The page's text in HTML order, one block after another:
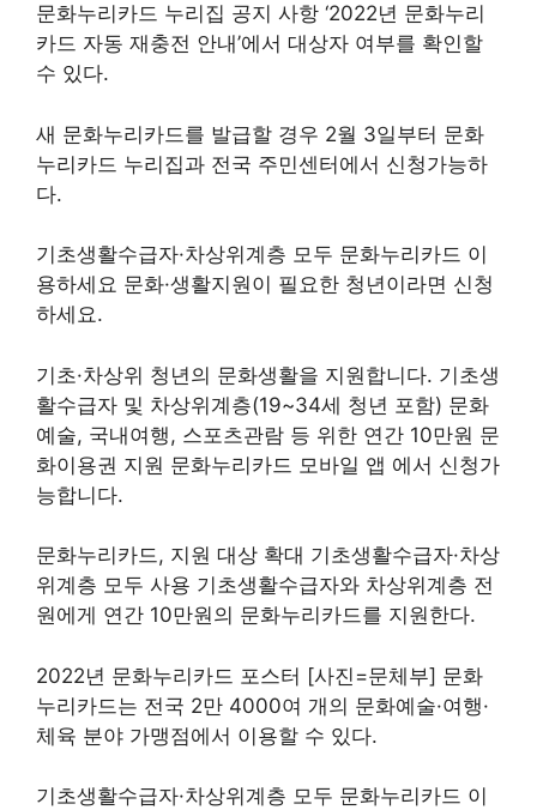
문화누리카드 누리집 공지 사항 ‘2022년 문화누리
카드 자동 재충전 안내’에서 대상자 여부를 확인할
수 있다.
새 문화누리카드를 발급할 경우 2월 3일부터 문화
누리카드 누리집과 전국 주민센터에서 신청가능하
다.
기초생활수급자·차상위계층 모두 문화누리카드 이
용하세요 문화·생활지원이 필요한 청년이라면 신청
하세요.
기초·차상위 청년의 문화생활을 지원합니다. 기초생
활수급자 및 차상위계층(19~34세 청년 포함) 문화
예술, 국내여행, 스포츠관람 등 위한 연간 10만원 문
화이용권 지원 문화누리카드 모바일 앱 에서 신청가
능합니다.
문화누리카드, 지원 대상 확대 기초생활수급자·차상
위계층 모두 사용 기초생활수급자와 차상위계층 전
원에게 연간 10만원의 문화누리카드를 지원한다.
2022년 문화누리카드 포스터 [사진=문체부] 문화
누리카드는 전국 2만 4000여 개의 문화예술·여행·
체육 분야 가맹점에서 이용할 수 있다.
기초생활수급자·차상위계층 모두 문화누리카드 이